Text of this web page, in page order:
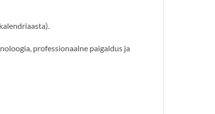
professionaalne paigaldus ja